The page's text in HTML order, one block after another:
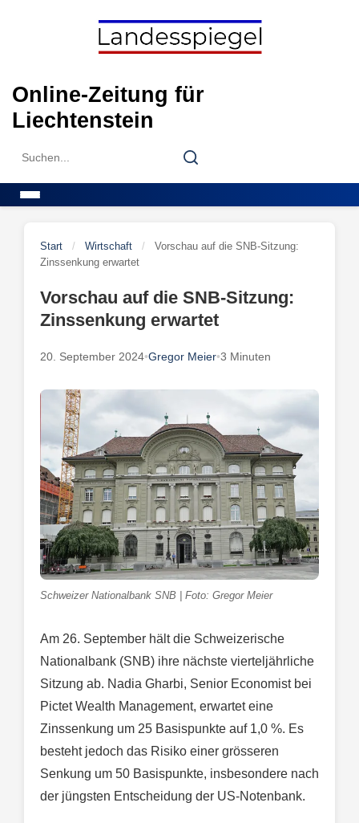
Online-Zeitung für
Liechtenstein
Search
Search
Start / Wirtschaft /
Vorschau auf die SNB-Sitzung:
Zinssenkung erwartet
Vorschau auf die SNB-Sitzung:
Zinssenkung erwartet
20. September 2024•Gregor Meier•3 Minuten
Schweizer Nationalbank SNB | Foto: Gregor Meier
Am 26. September hält die Schweizerische
Nationalbank (SNB) ihre nächste vierteljährliche
Sitzung ab. Nadia Gharbi, Senior Economist bei
Pictet Wealth Management, erwartet eine
Zinssenkung um 25 Basispunkte auf 1,0 %. Es
besteht jedoch das Risiko einer grösseren
Senkung um 50 Basispunkte, insbesondere nach
der jüngsten Entscheidung der US-Notenbank.